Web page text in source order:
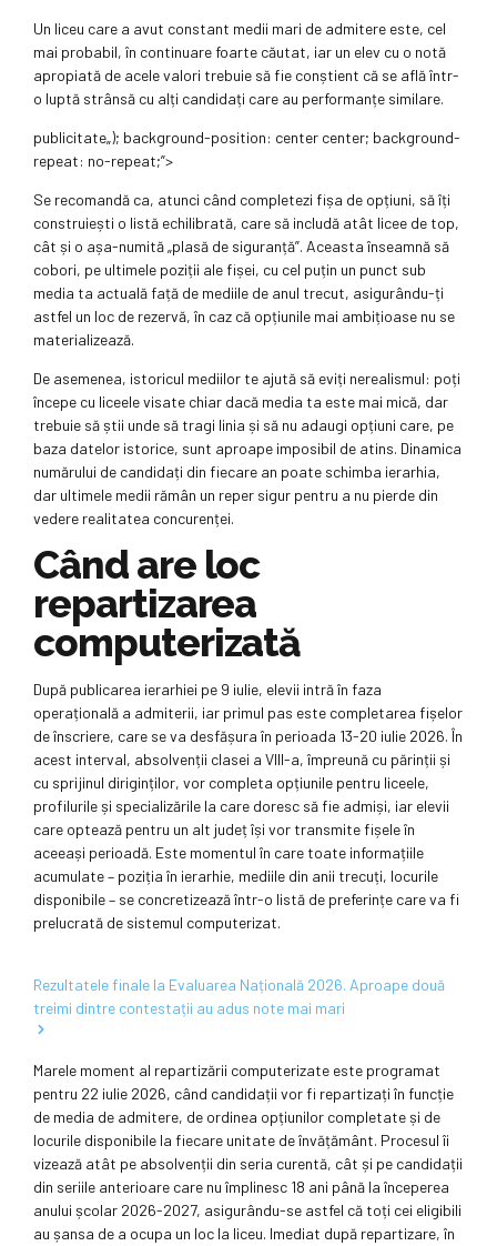
Un liceu care a avut constant medii mari de admitere este, cel
mai probabil, în continuare foarte căutat, iar un elev cu o notă
apropiată de acele valori trebuie să fie conștient că se află într-
o luptă strânsă cu alți candidați care au performanțe similare.
publicitate„); background-position: center center; background-
repeat: no-repeat;”>
Se recomandă ca, atunci când completezi fișa de opțiuni, să îți
construiești o listă echilibrată, care să includă atât licee de top,
cât și o așa-numită „plasă de siguranță”. Aceasta înseamnă să
cobori, pe ultimele poziții ale fișei, cu cel puțin un punct sub
media ta actuală față de mediile de anul trecut, asigurându-ți
astfel un loc de rezervă, în caz că opțiunile mai ambițioase nu se
materializează.
De asemenea, istoricul mediilor te ajută să eviți nerealismul: poți
începe cu liceele visate chiar dacă media ta este mai mică, dar
trebuie să știi unde să tragi linia și să nu adaugi opțiuni care, pe
baza datelor istorice, sunt aproape imposibil de atins. Dinamica
numărului de candidați din fiecare an poate schimba ierarhia,
dar ultimele medii rămân un reper sigur pentru a nu pierde din
vedere realitatea concurenței.
Când are loc
repartizarea
computerizată
După publicarea ierarhiei pe 9 iulie, elevii intră în faza
operațională a admiterii, iar primul pas este completarea fișelor
de înscriere, care se va desfășura în perioada 13-20 iulie 2026. În
acest interval, absolvenții clasei a VIII-a, împreună cu părinții și
cu sprijinul diriginților, vor completa opțiunile pentru liceele,
profilurile și specializările la care doresc să fie admiși, iar elevii
care optează pentru un alt județ își vor transmite fișele în
aceeași perioadă. Este momentul în care toate informațiile
acumulate – poziția în ierarhie, mediile din anii trecuți, locurile
disponibile – se concretizează într-o listă de preferințe care va fi
prelucrată de sistemul computerizat.
Rezultatele finale la Evaluarea Națională 2026. Aproape două
treimi dintre contestații au adus note mai mari
Marele moment al repartizării computerizate este programat
pentru 22 iulie 2026, când candidații vor fi repartizați în funcție
de media de admitere, de ordinea opțiunilor completate și de
locurile disponibile la fiecare unitate de învățământ. Procesul îi
vizează atât pe absolvenții din seria curentă, cât și pe candidații
din seriile anterioare care nu împlinesc 18 ani până la începerea
anului școlar 2026-2027, asigurându-se astfel că toți cei eligibili
au șansa de a ocupa un loc la liceu. Imediat după repartizare, în